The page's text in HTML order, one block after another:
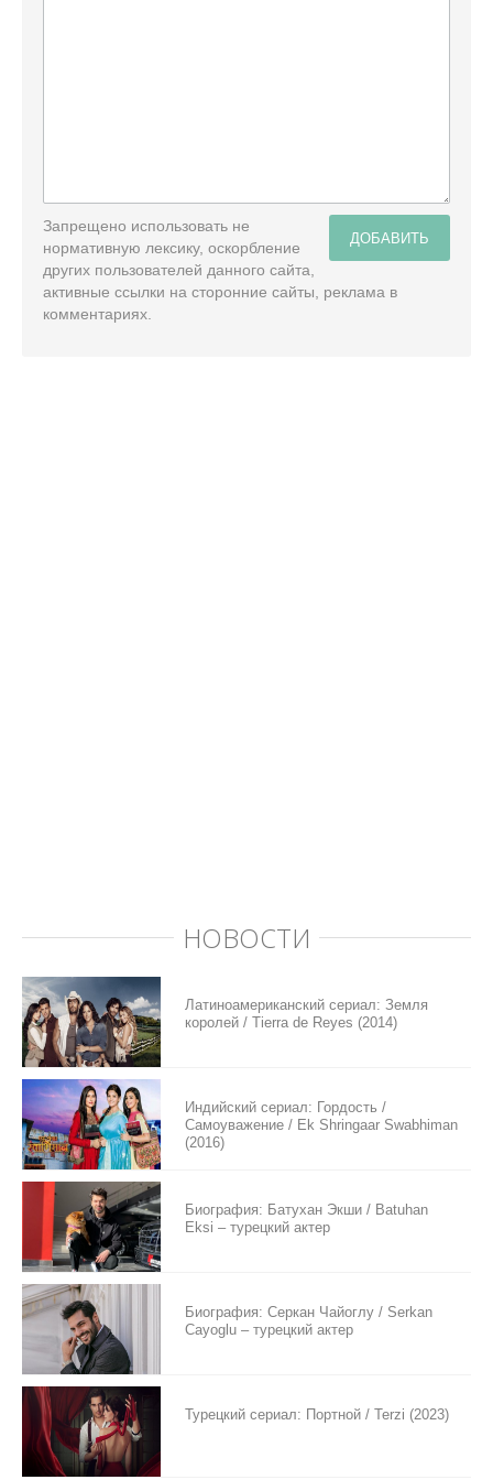
ДОБАВИТЬ
Запрещено использовать не
нормативную лексику, оскорбление
других пользователей данного сайта,
активные ссылки на сторонние сайты, реклама в
комментариях.
НОВОСТИ
Латиноамериканский сериал: Земля
королей / Tierra de Reyes (2014)
Индийский сериал: Гордость /
Самоуважение / Ek Shringaar Swabhiman
(2016)
Биография: Батухан Экши / Batuhan
Eksi – турецкий актер
Биография: Серкан Чайоглу / Serkan
Cayoglu – турецкий актер
Турецкий сериал: Портной / Terzi (2023)